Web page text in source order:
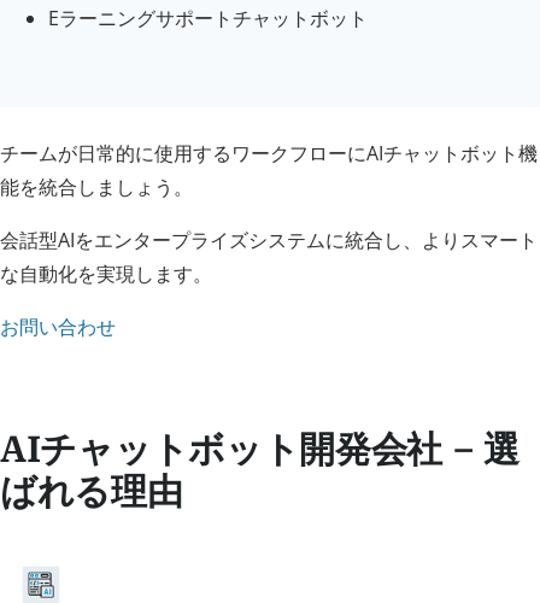
Eラーニングサポートチャットボット
チームが日常的に使用するワークフローにAIチャットボット機
能を統合しましょう。
会話型AIをエンタープライズシステムに統合し、よりスマート
な自動化を実現します。
お問い合わせ
AIチャットボット開発会社 – 選
ばれる理由